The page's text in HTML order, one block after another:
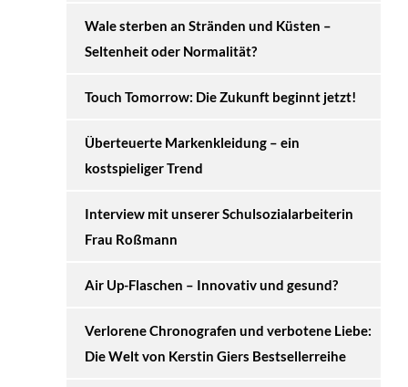
Wale sterben an Stränden und Küsten –
Seltenheit oder Normalität?
Touch Tomorrow: Die Zukunft beginnt jetzt!
Überteuerte Markenkleidung – ein
kostspieliger Trend
Interview mit unserer Schulsozialarbeiterin
Frau Roßmann
Air Up-Flaschen – Innovativ und gesund?
Verlorene Chronografen und verbotene Liebe:
Die Welt von Kerstin Giers Bestsellerreihe